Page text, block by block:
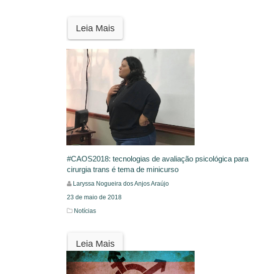
Leia Mais
#CAOS2018: tecnologias de avaliação psicológica para
cirurgia trans é tema de minicurso
Laryssa Nogueira dos Anjos Araújo
23 de maio de 2018
Notícias
Leia Mais